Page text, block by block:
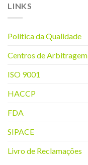
LINKS
Política da Qualidade
Centros de Arbitragem
ISO 9001
HACCP
FDA
SIPACE
Livro de Reclamações